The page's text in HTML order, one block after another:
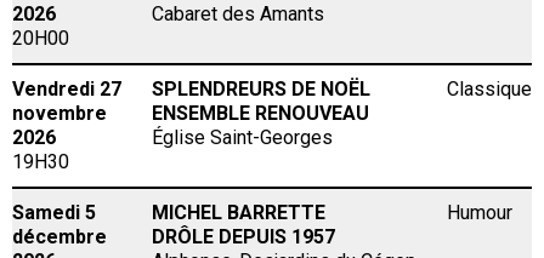
2026
20H00
Cabaret des Amants
Vendredi 27
novembre
2026
19H30
SPLENDREURS DE NOËL
ENSEMBLE RENOUVEAU
Église Saint-Georges
Classique
Samedi 5
décembre
MICHEL BARRETTE
DRÔLE DEPUIS 1957
Humour